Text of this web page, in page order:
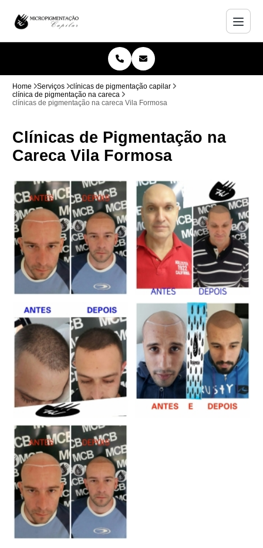
Home Serviços
clínicas de pigmentação capilar
clínica de pigmentação na careca
clínicas de pigmentação na careca Vila Formosa
Clínicas de Pigmentação na
Careca Vila Formosa